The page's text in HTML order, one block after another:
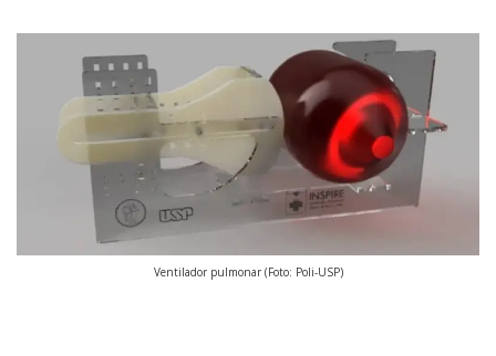
Ventilador pulmonar (Foto: Poli-USP)